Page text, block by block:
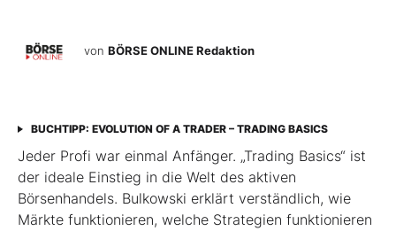
von BÖRSE ONLINE Redaktion
BUCHTIPP: EVOLUTION OF A TRADER – TRADING BASICS
Jeder Profi war einmal Anfänger. „Trading Basics“ ist
der ideale Einstieg in die Welt des aktiven
Börsenhandels. Bulkowski erklärt verständlich, wie
Märkte funktionieren, welche Strategien funktionieren